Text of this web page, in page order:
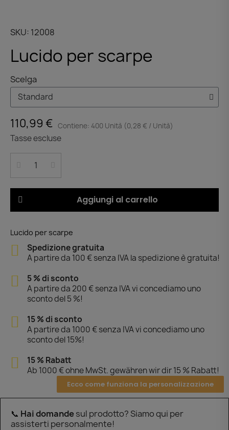
SKU 12008
Lucido per scarpe
Scelga
110,99 € Contiene: 400 Unità (0,28 € / Unità)
Tasse escluse
Aggiungi al carrello
Lucido per scarpe
Spedizione gratuita
A partire da 100 € senza IVA la spedizione è gratuita!
5 % di sconto
A partire da 200 € senza IVA vi concediamo uno
sconto del 5 %!
15 % di sconto
A partire da 1000 € senza IVA vi concediamo uno
sconto del 15%!
15 % Rabatt
Ab 1000 € ohne MwSt. gewähren wir dir 15 % Rabatt!
Ecco come funziona la personalizzazione
📞 Hai domandesul prodotto? Siamo qui per
assisterti personalmente!